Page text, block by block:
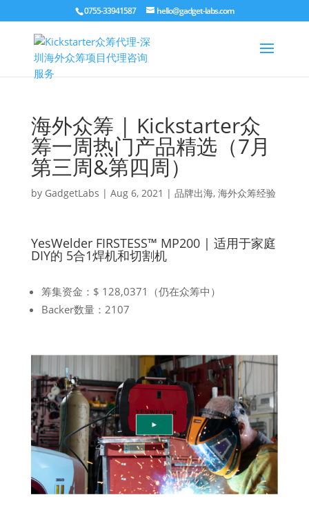
0755-33941587 hello@gadget-labs.com
海外众筹 | Kickstarter众
筹一周热门产品精选（7月
第三周&第四周）
by GadgetLabs | Aug 6, 2021 | 品牌出海, 海外众筹经验
YesWelder FIRSTESS™ MP200 | 适用于家庭
DIY的 5合1焊机和切割机
筹集资金：$ 128,0371（仍在众筹中）
Backer数量：2107